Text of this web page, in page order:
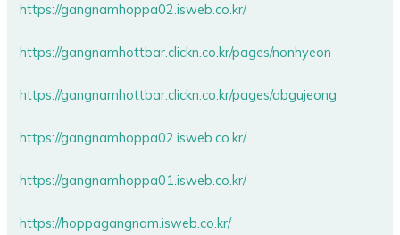
https://gangnamhoppa02.isweb.co.kr/
https://gangnamhottbar.clickn.co.kr/pages/nonhyeon
https://gangnamhottbar.clickn.co.kr/pages/abgujeong
https://gangnamhoppa02.isweb.co.kr/
https://gangnamhoppa01.isweb.co.kr/
https://hoppagangnam.isweb.co.kr/